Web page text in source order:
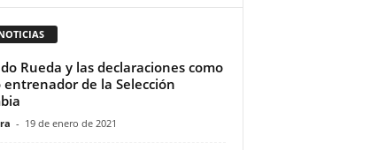
Rueda y las declaraciones como
entrenador de la Selección
- 19 de enero de 2021